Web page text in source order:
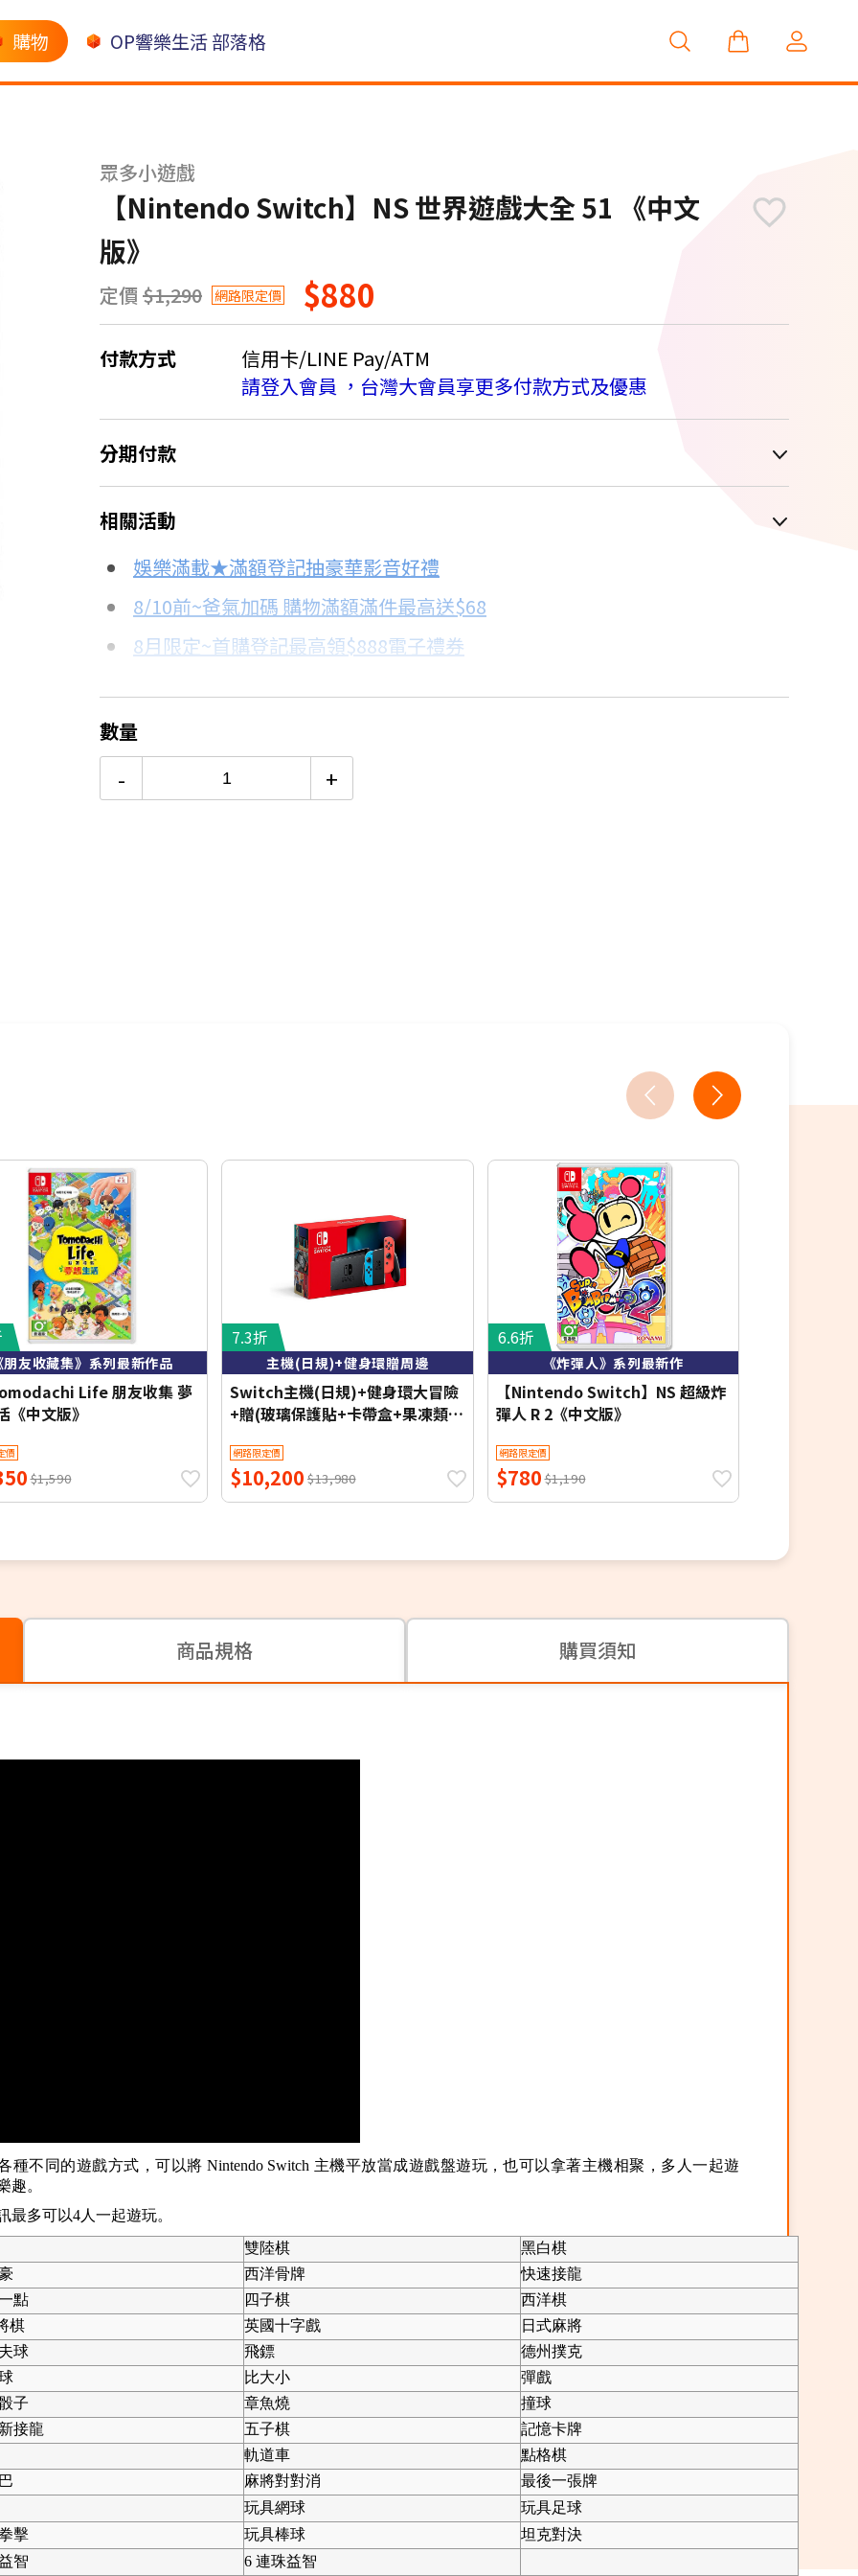
購物 OP響樂生活 部落格
眾多小遊戲
【Nintendo Switch】NS 世界遊戲大全 51 《中文
版》
定價 $1,290 網路限定價 $880
付款方式
信用卡/LINE Pay/ATM
請登入會員 ，台灣大會員享更多付款方式及優惠
分期付款
＊實際可分期數、適用利率，請以購物車顯示為主
信用卡分期
分期數
3期
每期金額
$313
$78
配合銀行/業者
18家銀行/業者
相關活動
娛樂滿載★滿額登記抽豪華影音好禮
8/10前~爸氣加碼 購物滿額滿件最高送$68
8月限定~首購登記最高領$888電子禮券
更多信用卡分期0利率滿額享回饋
Switch OLED 與 Switch主機規格比較→點我看達人教你買
數量
- +
朋友收藏集》系列最新作品
Life 朋友收集 夢
《中文版》
價
$1,590
7.3折
主機(日規)+健身環贈周邊
Switch主機(日規)+健身環大冒險
+贈(玻璃保護貼+卡帶盒+果凍類比
網路限定價
$10,200 $13,980
6.6折
《炸彈人》系列最新作
【Nintendo Switch】NS 超級炸
彈人 R 2《中文版》
網路限定價
$780$1,190
商品規格 購買須知
種不同的遊戲方式，可以將 Nintendo Switch 主機平放當成遊戲盤遊玩，也可以拿著主機相聚，多人一起遊
趣。
多可以4人一起遊玩。
雙陸棋
黑白棋
西洋骨牌
快速接龍
點
四子棋
西洋棋
棋
英國十字戲
日式麻將
球
飛鏢
德州撲克
比大小
彈戲
子
章魚燒
撞球
接龍
五子棋
記憶卡牌
軌道車
點格棋
麻將對對消
最後一張牌
玩具網球
玩具足球
擊
玩具棒球
坦克對決
智
6 連珠益智